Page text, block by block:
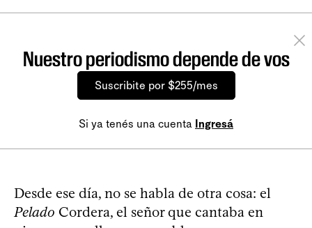
Nuestro periodismo depende de vos
Suscribite por $255/mes
Si ya tenés una cuenta Ingresá
Desde ese día, no se habla de otra cosa: el
Pelado Cordera, el señor que cantaba en